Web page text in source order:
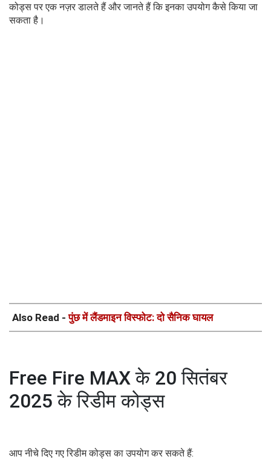
कोड्स पर एक नज़र डालते हैं और जानते हैं कि इनका उपयोग कैसे किया जा
सकता है।
Also Read -पुंछ में लैंडमाइन विस्फोट: दो सैनिक घायल
Free Fire MAX के 20 सितंबर
2025 के रिडीम कोड्स
आप नीचे दिए गए रिडीम कोड्स का उपयोग कर सकते हैं: